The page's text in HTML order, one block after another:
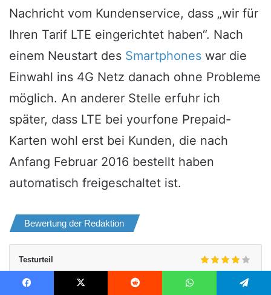
Nachricht vom Kundenservice, dass „wir für
Ihren Tarif LTE eingerichtet haben“. Nach
einem Neustart des Smartphones war die
Einwahl ins 4G Netz danach ohne Probleme
möglich. An anderer Stelle erfuhr ich
später, dass LTE bei yourfone Prepaid-
Karten wohl erst bei Kunden, die nach
Anfang Februar 2016 bestellt haben
automatisch freigeschaltet ist.
Bewertung der Redaktion
Testurteil